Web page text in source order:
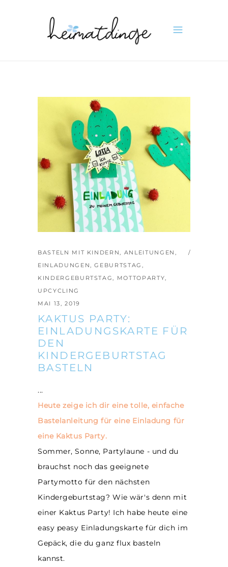
BASTELN MIT KINDERN, ANLEITUNGEN ,
EINLADUNGEN,GEBURTSTAG ,
KINDERGEBURTSTAG, MOTTOPARTY,
UPCYCLING
MAI 13, 2019
KAKTUS PARTY:
EINLADUNGSKARTE FÜR
DEN
KINDERGEBURTSTAG
BASTELN
Heute zeige ich dir eine tolle, einfache
Bastelanleitung für eine Einladung für
eine Kaktus Party.
Sommer, Sonne, Partylaune - und du
brauchst noch das geeignete
Partymotto für den nächsten
Kindergeburtstag? Wie wär's denn mit
einer Kaktus Party! Ich habe heute eine
easy peasy Einladungskarte für dich im
Gepäck, die du ganz flux basteln
kannst.